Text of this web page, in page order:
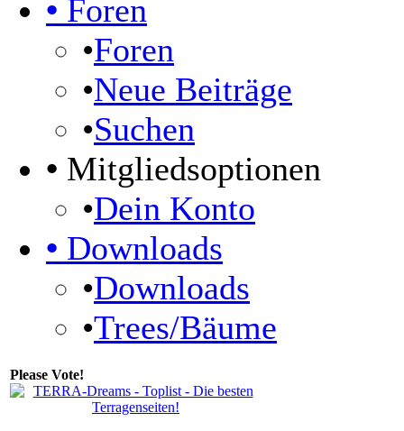
• Foren
•Foren
•Neue Beiträge
•Suchen
• Mitgliedsoptionen
•Dein Konto
• Downloads
•Downloads
•Trees/Bäume
Please Vote!